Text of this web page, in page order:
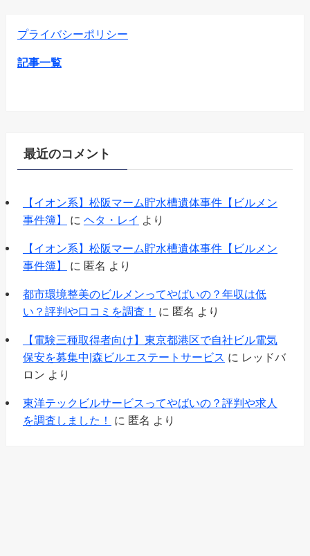
プライバシーポリシー
記事一覧
最近のコメント
【イオン系】松阪マーム貯水槽遺体事件【ビルメン
事件簿】
に ヘタ・レイ より
【イオン系】松阪マーム貯水槽遺体事件【ビルメン
事件簿】
に 匿名 より
都市環境整美のビルメンってやばいの？年収は低
い？評判や口コミを調査！
に 匿名 より
【電験三種取得者向け】東京都港区で自社ビル電気
保安を募集中|森ビルエステートサービス に レッドバ
ロン より
東洋テックビルサービスってやばいの？評判や求人
を調査しました！
に 匿名 より